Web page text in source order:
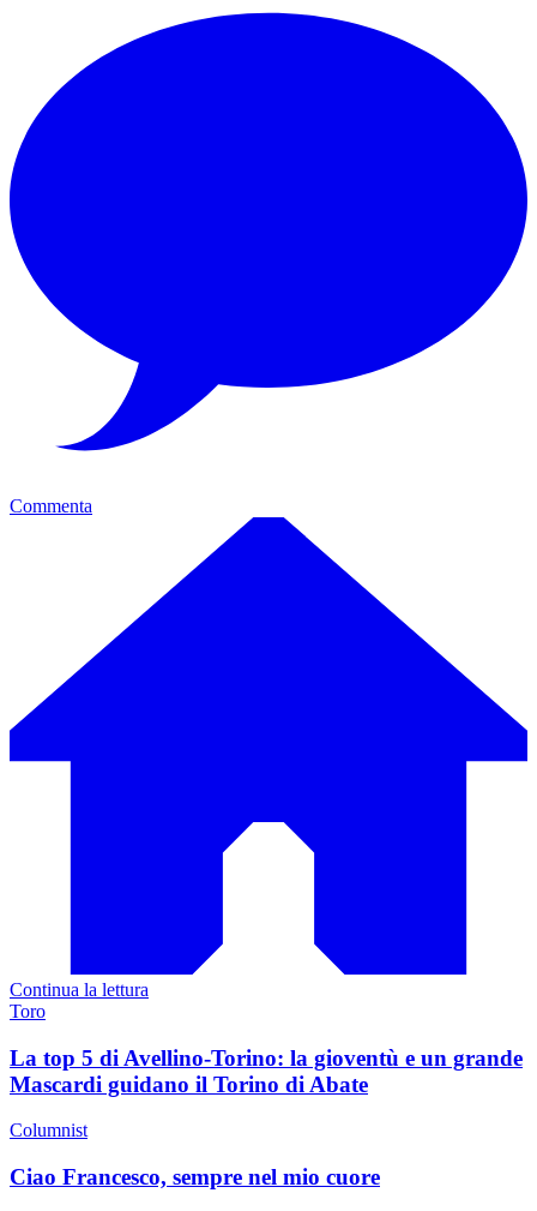
Commenta
Continua la lettura
Toro
La top 5 di Avellino-Torino: la gioventù e un grande
Mascardi guidano il Torino di Abate
Columnist
Ciao Francesco, sempre nel mio cuore